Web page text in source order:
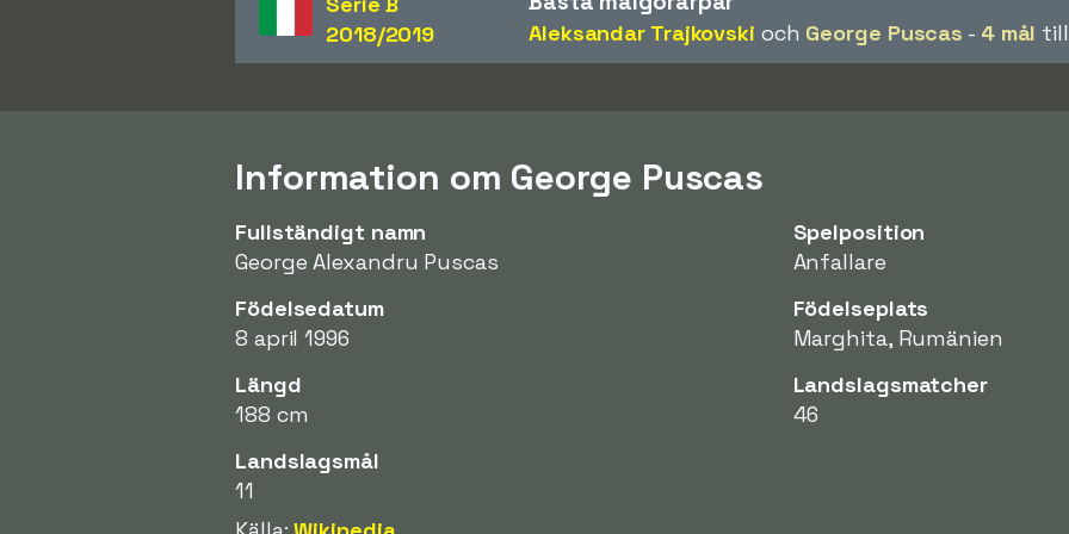
2018/2019
Aleksandar Trajkovski och George Puscas - 4 mål
Information om George Puscas
Fullständigt namn
George Alexandru Puscas
Spelposition
Anfallare
Födelsedatum
8 april 1996
Födelseplats
Marghita, Rumänien
Längd
188 cm
Landslagsmatcher
46
Landslagsmål
11